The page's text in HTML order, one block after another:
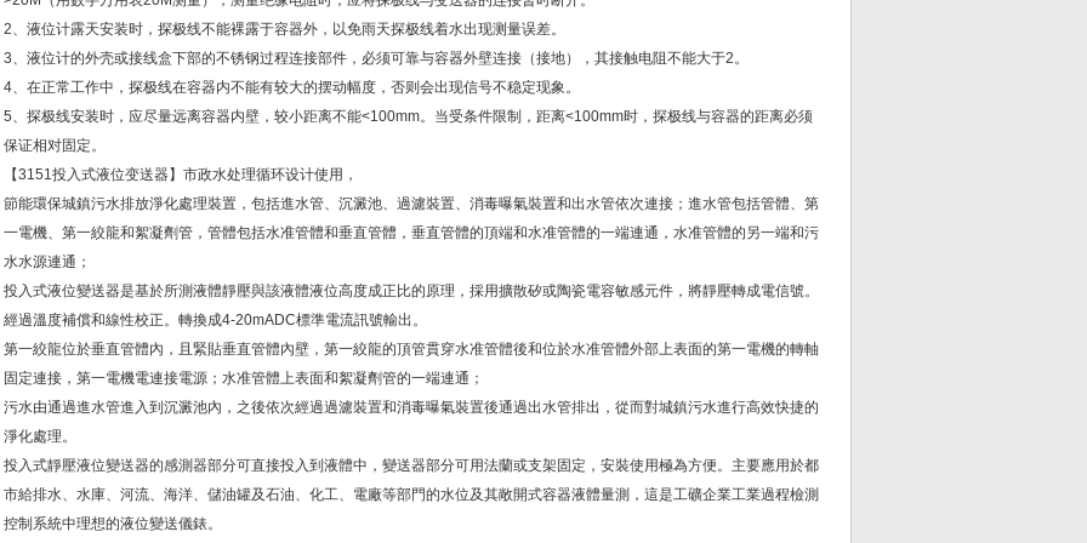
2、液位计露天安装时，探极线不能裸露于容器外，以免雨天探极线着水出现测量误差。
3、液位计的外壳或接线盒下部的不锈钢过程连接部件，必须可靠与容器外壁连接（接地），其接触电阻不能大于2。
4、在正常工作中，探极线在容器内不能有较大的摆动幅度，否则会出现信号不稳定现象。
5、探极线安装时，应尽量远离容器内壁，较小距离不能<100mm。当受条件限制，距离<100mm时，探极线与容器的距离必须
保证相对固定。
【3151投入式液位变送器】市政水处理循环设计使用，
節能環保城鎮污水排放淨化處理裝置，包括進水管、沉澱池、過濾裝置、消毒曝氣裝置和出水管依次連接；進水管包括管體、第
一電機、第一絞龍和絮凝劑管，管體包括水准管體和垂直管體，垂直管體的頂端和水准管體的一端連通，水准管體的另一端和污
水水源連通；
投入式液位變送器是基於所測液體靜壓與該液體液位高度成正比的原理，採用擴散矽或陶瓷電容敏感元件，將靜壓轉成電信號。
經過溫度補償和線性校正。轉換成4-20mADC標準電流訊號輸出。
第一絞龍位於垂直管體內，且緊貼垂直管體內壁，第一絞龍的頂管貫穿水准管體後和位於水准管體外部上表面的第一電機的轉軸
固定連接，第一電機電連接電源；水准管體上表面和絮凝劑管的一端連通；
污水由通過進水管進入到沉澱池內，之後依次經過過濾裝置和消毒曝氣裝置後通過出水管排出，從而對城鎮污水進行高效快捷的
淨化處理。
投入式靜壓液位變送器的感測器部分可直接投入到液體中，變送器部分可用法蘭或支架固定，安裝使用極為方便。主要應用於都
市給排水、水庫、河流、海洋、儲油罐及石油、化工、電廠等部門的水位及其敞開式容器液體量測，這是工礦企業工業過程檢測
控制系統中理想的液位變送儀錶。